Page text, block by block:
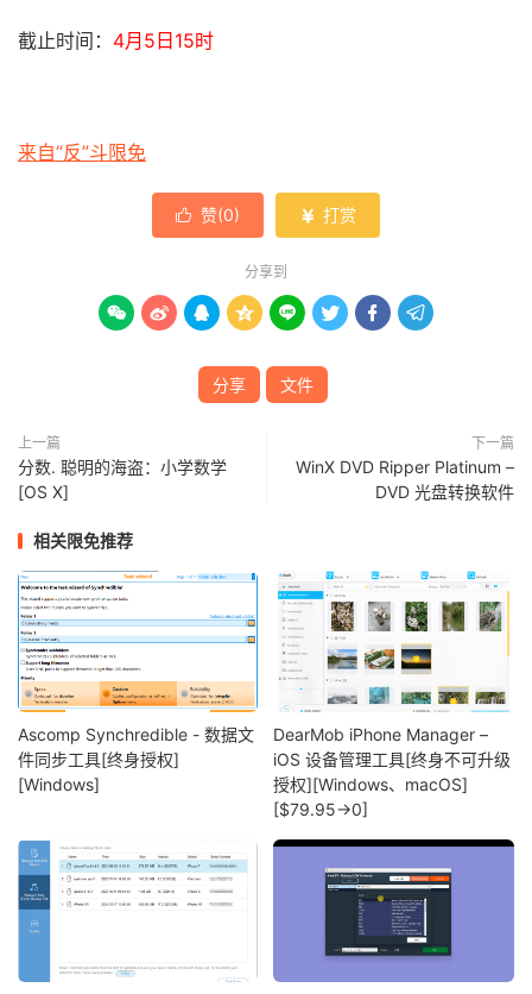
截止时间： 4月5日15时
来自“反”斗限免
 赞(0)  打赏
分享到
       
分享 文件
上一篇
分数. 聪明的海盗：小学数学
[OS X]
下一篇
WinX DVD Ripper Platinum –
DVD 光盘转换软件
相关限免推荐
Ascomp Synchredible - 数据文
件同步工具[终身授权]
[Windows]
DearMob iPhone Manager –
iOS 设备管理工具[终身不可升级
授权][Windows、macOS]
[$79.95→0]